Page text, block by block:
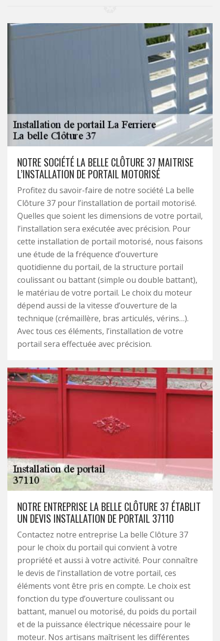
NOTRE SOCIÉTÉ LA BELLE CLÔTURE 37 MAITRISE
L’INSTALLATION DE PORTAIL MOTORISÉ
Profitez du savoir-faire de notre société La belle
Clôture 37 pour l’installation de portail motorisé.
Quelles que soient les dimensions de votre portail,
l’installation sera exécutée avec précision. Pour
cette installation de portail motorisé, nous faisons
une étude de la fréquence d’ouverture
quotidienne du portail, de la structure portail
coulissant ou battant (simple ou double battant),
le matériau de votre portail. Le choix du moteur
dépend aussi de la vitesse d’ouverture de la
technique (crémaillère, bras articulés, vérins…).
Avec tous ces éléments, l’installation de votre
portail sera effectuée avec précision.
NOTRE ENTREPRISE LA BELLE CLÔTURE 37 ÉTABLIT
UN DEVIS INSTALLATION DE PORTAIL 37110
Contactez notre entreprise La belle Clôture 37
pour le choix du portail qui convient à votre
propriété et aussi à votre activité. Pour connaître
le devis de l’installation de votre portail, ces
éléments vont être pris en compte. Le choix est
fonction du type d’ouverture coulissant ou
battant, manuel ou motorisé, du poids du portail
et de la puissance électrique nécessaire pour le
moteur. Nos artisans maîtrisent les différentes